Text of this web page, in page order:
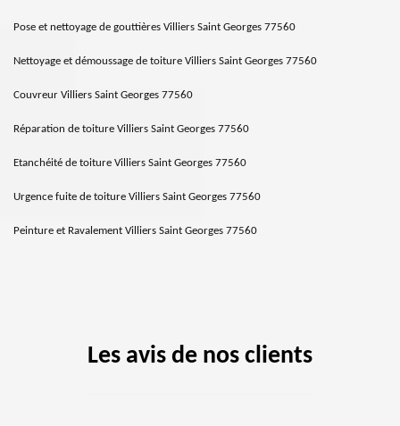
Pose et nettoyage de gouttières Villiers Saint Georges 77560
Nettoyage et démoussage de toiture Villiers Saint Georges 77560
Couvreur Villiers Saint Georges 77560
Réparation de toiture Villiers Saint Georges 77560
Etanchéité de toiture Villiers Saint Georges 77560
Urgence fuite de toiture Villiers Saint Georges 77560
Peinture et Ravalement Villiers Saint Georges 77560
Les avis de nos clients